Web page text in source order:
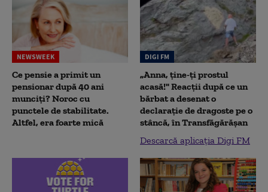
NEWSWEEK
Ce pensie a primit un
pensionar după 40 ani
munciți? Noroc cu
punctele de stabilitate.
Altfel, era foarte mică
DIGI FM
„Anna, ţine-ţi prostul
acasă!" Reacţii după ce un
bărbat a desenat o
declaraţie de dragoste pe o
stâncă, în Transfăgărăşan
Descarcă aplicația Digi FM